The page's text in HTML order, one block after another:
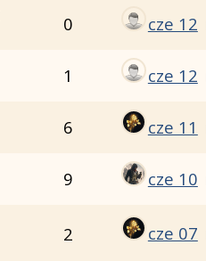
0 cze 12
1 cze 12
6 cze 11
9 cze 10
2 cze 07